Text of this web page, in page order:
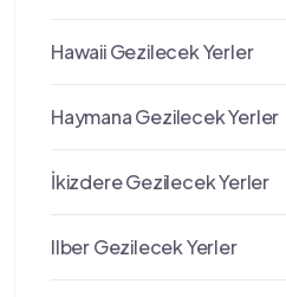
Hawaii Gezilecek Yerler
Haymana Gezilecek Yerler
İkizdere Gezilecek Yerler
Ilber Gezilecek Yerler